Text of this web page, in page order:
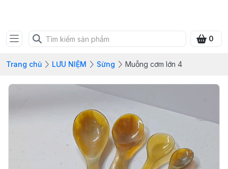
0
Trang chủ LƯU NIỆM Sừng Muỗng cơm lớn 4